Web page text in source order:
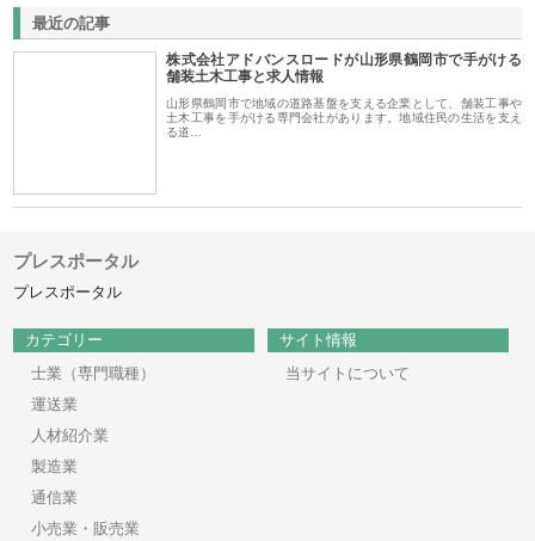
最近の記事
株式会社アドバンスロードが山形県鶴岡市で手がける
舗装土木工事と求人情報
山形県鶴岡市で地域の道路基盤を支える企業として、舗装工事や
土木工事を手がける専門会社があります。地域住民の生活を支え
る道…
プレスポータル
プレスポータル
カテゴリー
士業（専門職種）
運送業
人材紹介業
製造業
通信業
小売業・販売業
サイト情報
当サイトについて